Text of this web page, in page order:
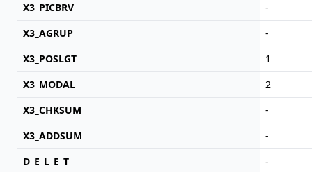
X3_PICBRV
-
X3_AGRUP
-
X3_POSLGT
1
X3_MODAL
2
X3_CHKSUM
-
X3_ADDSUM
-
D_E_L_E_T_
-